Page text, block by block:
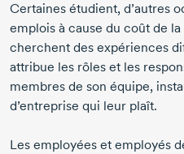
Certaines étudient, d’autres
emplois à cause du coût de
cherchent des expériences
attribue les rôles et les
membres de son équipe,
d’entreprise qui leur plaît.
Les employées et employés